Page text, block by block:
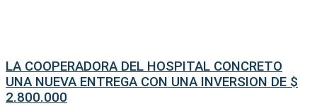
LA COOPERADORA DEL HOSPITAL CONCRETO
UNA NUEVA ENTREGA CON UNA INVERSION DE $
2.800.000